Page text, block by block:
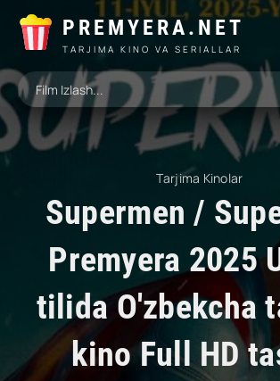
PREMYERA.NET
TARJIMA KINO VA SERIALLAR
Tarjima Kinolar
Supermen /
Premyera 2025
tilida O'zbekcha
kino Full HD